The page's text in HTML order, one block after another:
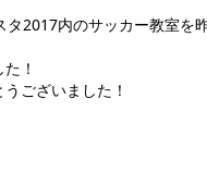
2017内のサッカー教室を
！
ございました！